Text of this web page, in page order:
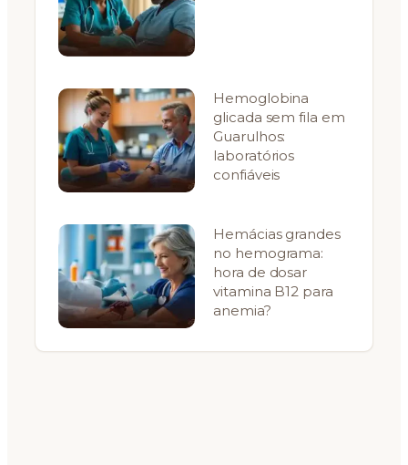
Hemoglobina
glicada sem fila em
Guarulhos:
laboratórios
confiáveis
Hemácias grandes
no hemograma:
hora de dosar
vitamina B12 para
anemia?